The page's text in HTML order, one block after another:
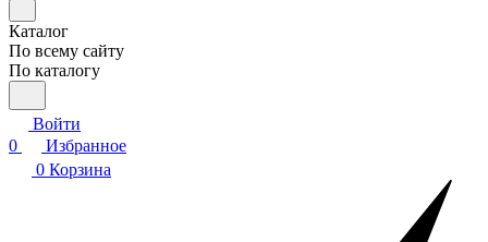
Каталог
По всему сайту
По каталогу
Войти
0
Избранное
0 Корзина